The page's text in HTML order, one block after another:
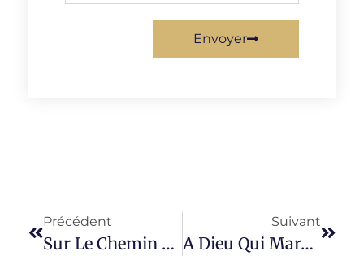
Envoyer
Précédent
Sur Le Chemin Des Migrants Et Des Réfugiés : Soyons De Bons Samaritains
Suivant
A Dieu Qui Marche Avec Son Peuple Migrant.